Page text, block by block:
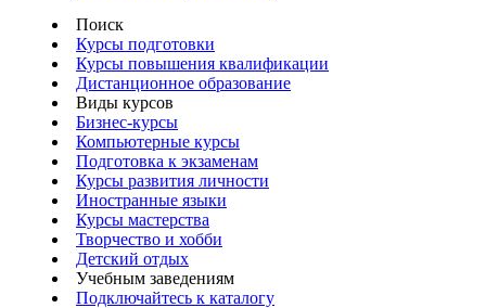
Поиск
Курсы подготовки
Курсы повышения квалификации
Дистанционное образование
Виды курсов
Бизнес-курсы
Компьютерные курсы
Подготовка к экзаменам
Курсы развития личности
Иностранные языки
Курсы мастерства
Творчество и хобби
Детский отдых
Учебным заведениям
Подключайтесь к каталогу